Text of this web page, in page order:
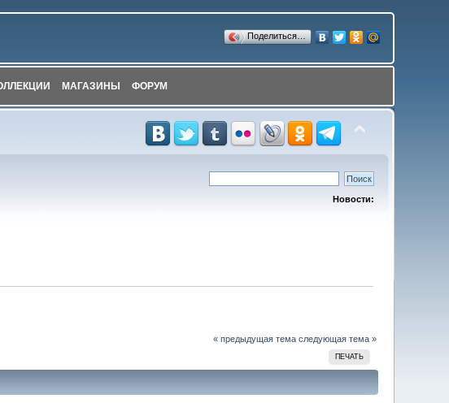
Поделиться…
МАГАЗИНЫ ФОРУМ
Новости:
« предыдущая тема следующая тема »
ПЕЧАТЬ